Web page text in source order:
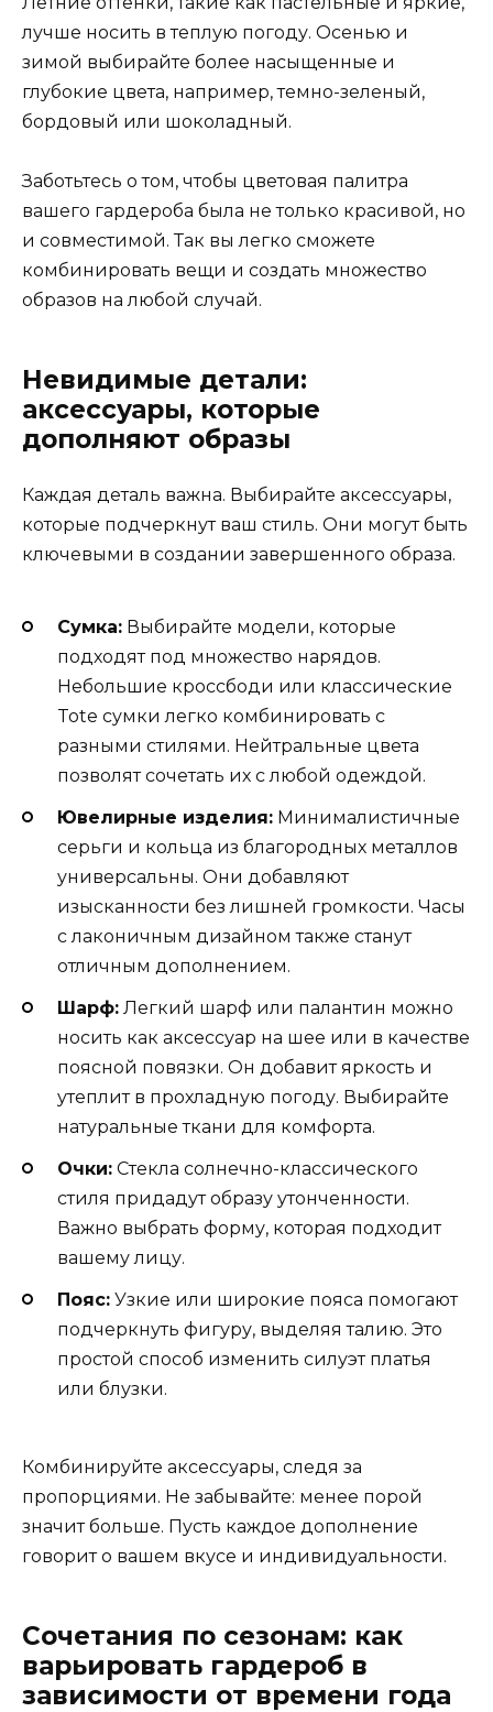
лучше носить в теплую погоду. Осенью и
зимой выбирайте более насыщенные и
глубокие цвета, например, темно-зеленый,
бордовый или шоколадный.
Заботьтесь о том, чтобы цветовая палитра
вашего гардероба была не только красивой, но
и совместимой. Так вы легко сможете
комбинировать вещи и создать множество
образов на любой случай.
Невидимые детали:
аксессуары, которые
дополняют образы
Каждая деталь важна. Выбирайте аксессуары,
которые подчеркнут ваш стиль. Они могут быть
ключевыми в создании завершенного образа.
Сумка: Выбирайте модели, которые
подходят под множество нарядов.
Небольшие кроссбоди или классические
Tote сумки легко комбинировать с
разными стилями. Нейтральные цвета
позволят сочетать их с любой одеждой.
Ювелирные изделия: Минималистичные
серьги и кольца из благородных металлов
универсальны. Они добавляют
изысканности без лишней громкости. Часы
с лаконичным дизайном также станут
отличным дополнением.
Шарф: Легкий шарф или палантин можно
носить как аксессуар на шее или в качестве
поясной повязки. Он добавит яркость и
утеплит в прохладную погоду. Выбирайте
натуральные ткани для комфорта.
Очки: Стекла солнечно-классического
стиля придадут образу утонченности.
Важно выбрать форму, которая подходит
вашему лицу.
Пояс: Узкие или широкие пояса помогают
подчеркнуть фигуру, выделяя талию. Это
простой способ изменить силуэт платья
или блузки.
Комбинируйте аксессуары, следя за
пропорциями. Не забывайте: менее порой
значит больше. Пусть каждое дополнение
говорит о вашем вкусе и индивидуальности.
Сочетания по сезонам: как
варьировать гардероб в
зависимости от времени года